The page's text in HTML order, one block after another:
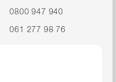
0800 947 940
061 277 98 76